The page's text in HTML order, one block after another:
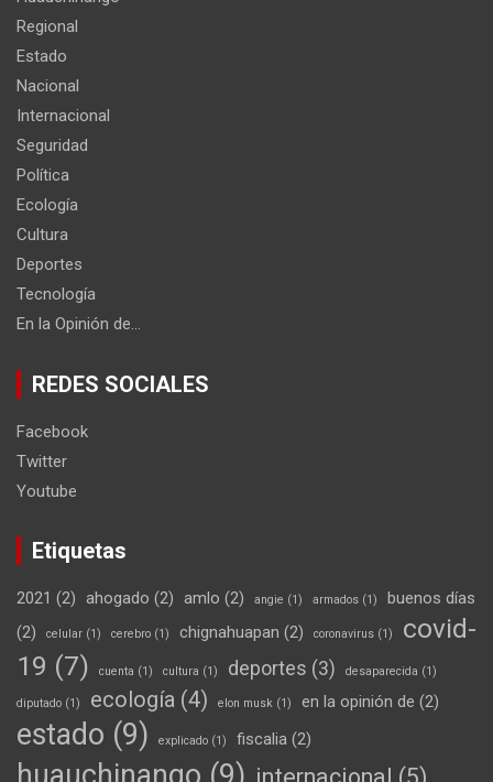
Regional
Estado
Nacional
Internacional
Seguridad
Política
Ecología
Cultura
Deportes
Tecnología
En la Opinión de…
REDES SOCIALES
Facebook
Twitter
Youtube
Etiquetas
2021 (2) ahogado (2) amlo (2) angie (1) armados (1)
buenos días
(2)
celular (1) cerebro (1) chignahuapan (2) coronavirus (1)
covid-
19 (7) cuenta (1) cultura (1) deportes (3) desaparecida (1)
diputado (1) ecología (4) elon musk (1) en la opinión de (2)
estado (9) explicado (1) fiscalia (2)